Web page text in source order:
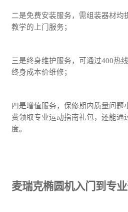
二是免费安装服务，需组装器材
教学的上门服务；
三是终身维护服务，可通过400热
终身成本价维修；
四是增值服务，保修期内质量问
费领取专业运动指南礼包，还能通
度。
麦瑞克椭圆机入门到专